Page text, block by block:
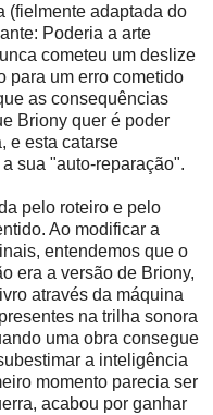
(fielmente adaptada do
Poderia a arte
cometeu um deslize
para um erro cometido
as consequências
Briony quer é poder
e esta catarse
sua "auto-reparação".
pelo roteiro e pelo
Ao modificar a
entendemos que o
era a versão de Briony,
através da máquina
na trilha sonora
uma obra consegue
a inteligência
momento parecia ser
acabou por ganhar